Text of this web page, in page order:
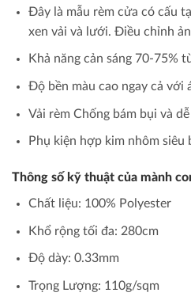
Đây là mẫu rèm cửa có cấu
xen vải và lưới. Điều chỉnh
Khả năng cản sáng 70-75%
Độ bền màu cao ngay cả với
Vải rèm Chống bám bụi và
Phụ kiện hợp kim nhôm siêu
Thông số kỹ thuật của mành
Chất liệu: 100% Polyester
Khổ rộng tối đa: 280cm
Độ dày: 0.33mm
Trọng Lượng: 110g/sqm